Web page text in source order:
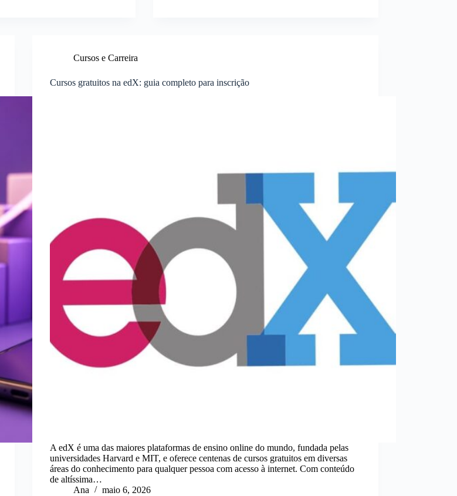
Cursos e Carreira
Cursos gratuitos na edX: guia completo para inscrição
A edX é uma das maiores plataformas de ensino online do mundo, fundada pelas
universidades Harvard e MIT, e oferece centenas de cursos gratuitos em diversas
áreas do conhecimento para qualquer pessoa com acesso à internet. Com conteúdo
de altíssima…
Ana
maio 6, 2026